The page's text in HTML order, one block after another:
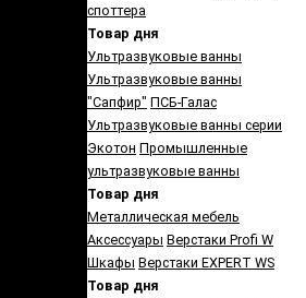
споттера
Товар дня
Ультразвуковые ванны
Ультразвуковые ванны
"Сапфир" ПСБ-Галас
Ультразвуковые ванны серии
Экотон Промышленные
ультразвуковые ванны
Товар дня
Металлическая мебель
Аксессуары Верстаки Profi W
Шкафы Верстаки EXPERT WS
Товар дня